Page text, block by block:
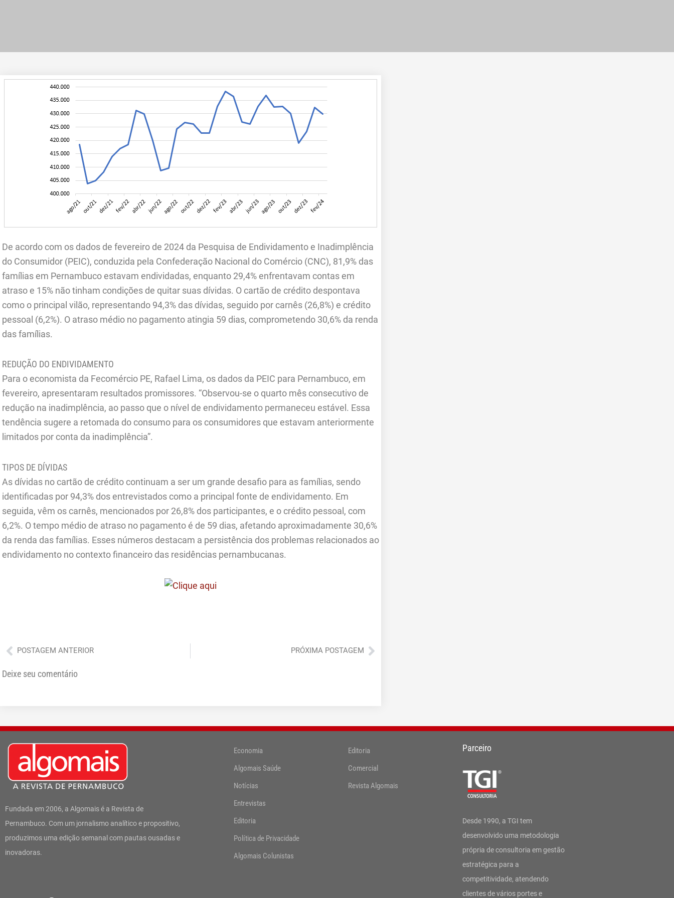
De acordo com os dados de fevereiro de 2024 da Pesquisa de Endividamento e Inadimplência
do Consumidor (PEIC), conduzida pela Confederação Nacional do Comércio (CNC), 81,9% das
famílias em Pernambuco estavam endividadas, enquanto 29,4% enfrentavam contas em
atraso e 15% não tinham condições de quitar suas dívidas. O cartão de crédito despontava
como o principal vilão, representando 94,3% das dívidas, seguido por carnês (26,8%) e crédito
pessoal (6,2%). O atraso médio no pagamento atingia 59 dias, comprometendo 30,6% da renda
das famílias.
REDUÇÃO DO ENDIVIDAMENTO
Para o economista da Fecomércio PE, Rafael Lima, os dados da PEIC para Pernambuco, em
fevereiro, apresentaram resultados promissores. “Observou-se o quarto mês consecutivo de
redução na inadimplência, ao passo que o nível de endividamento permaneceu estável. Essa
tendência sugere a retomada do consumo para os consumidores que estavam anteriormente
limitados por conta da inadimplência”.
TIPOS DE DÍVIDAS
As dívidas no cartão de crédito continuam a ser um grande desafio para as famílias, sendo
identificadas por 94,3% dos entrevistados como a principal fonte de endividamento. Em
seguida, vêm os carnês, mencionados por 26,8% dos participantes, e o crédito pessoal, com
6,2%. O tempo médio de atraso no pagamento é de 59 dias, afetando aproximadamente 30,6%
da renda das famílias. Esses números destacam a persistência dos problemas relacionados ao
endividamento no contexto financeiro das residências pernambucanas.
Anterior
POSTAGEM ANTERIOR PRÓXIMA POSTAGEMPróximo
Deixe seu comentário
Fundada em 2006, a Algomais é a Revista de
Pernambuco. Com um jornalismo analítico e propositivo,
produzimos uma edição semanal com pautas ousadas e
inovadoras.
Economia
Algomais Saúde
Notícias
Entrevistas
Editoria
Política de Privacidade
Algomais Colunistas
Editoria
Comercial
Revista Algomais
Parceiro
Desde 1990, a TGI tem
desenvolvido uma metodologia
própria de consultoria em gestão
estratégica para a
competitividade, atendendo
clientes de vários portes e